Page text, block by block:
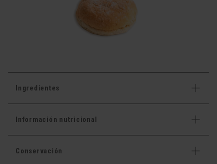
Ingredientes
Información nutricional
Conservación